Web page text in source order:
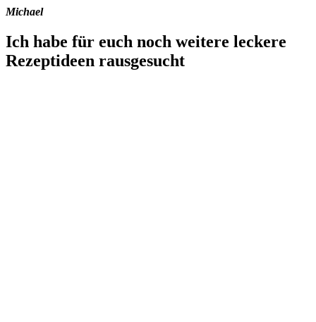
Michael
Ich habe für euch noch weitere leckere
Rezeptideen rausgesucht